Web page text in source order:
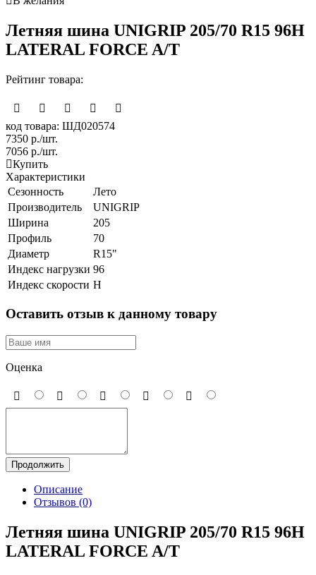
Летняя шина UNIGRIP 205/70 R15 96H
LATERAL FORCE A/T
Рейтинг товара:
код товара: ШД020574
7350 р./шт.
7056 р./шт.
Купить
Характеристики
Сезонность
Лето
Производитель
UNIGRIP
Ширина
205
Профиль
70
Диаметр
R15"
Индекс нагрузки 96
Индекс скорости H
Оставить отзыв к данному товару
Оценка
Продолжить
Описание
Отзывов (0)
Летняя шина UNIGRIP 205/70 R15 96H
LATERAL FORCE A/T